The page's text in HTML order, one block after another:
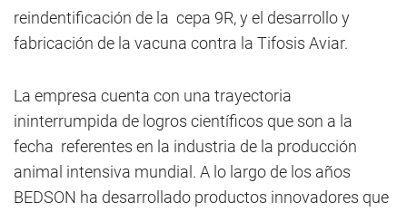
reindentificación de la cepa 9R, y el desarrollo y
fabricación de la vacuna contra la Tifosis Aviar.
La empresa cuenta con una trayectoria
ininterrumpida de logros científicos que son a la
fecha referentes en la industria de la producción
animal intensiva mundial. A lo largo de los años
BEDSON ha desarrollado productos innovadores que